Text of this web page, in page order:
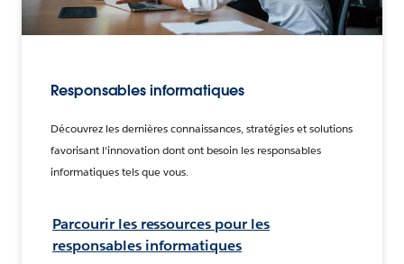
Responsables informatiques
Découvrez les dernières connaissances, stratégies et solutions
favorisant l'innovation dont ont besoin les responsables
informatiques tels que vous.
Parcourir les ressources pour les
responsables informatiques